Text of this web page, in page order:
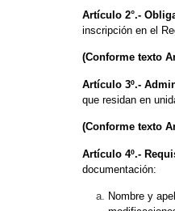
Artículo 2°.-
inscripción en el
(Conforme texto
Artículo 3º.-
que residan en
(Conforme texto
Artículo 4º.-
documentación:
Nombre y